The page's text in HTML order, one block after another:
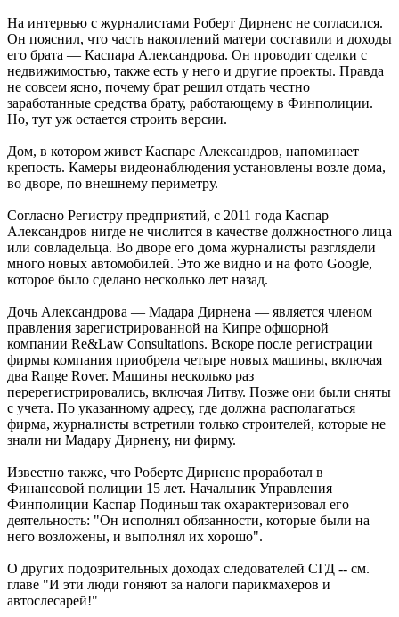
На интервью с журналистами Роберт Дирненс не согласился.
Он пояснил, что часть накоплений матери составили и доходы
его брата — Каспара Александрова. Он проводит сделки с
недвижимостью, также есть у него и другие проекты. Правда
не совсем ясно, почему брат решил отдать честно
заработанные средства брату, работающему в Финполиции.
Но, тут уж остается строить версии.
Дом, в котором живет Каспарс Александров, напоминает
крепость. Камеры видеонаблюдения установлены возле дома,
во дворе, по внешнему периметру.
Согласно Регистру предприятий, с 2011 года Каспар
Александров нигде не числится в качестве должностного лица
или совладельца. Во дворе его дома журналисты разглядели
много новых автомобилей. Это же видно и на фото Google,
которое было сделано несколько лет назад.
Дочь Александрова — Мадара Дирнена — является членом
правления зарегистрированной на Кипре офшорной
компании Re&Law Consultations. Вскоре после регистрации
фирмы компания приобрела четыре новых машины, включая
два Range Rover. Машины несколько раз
перерегистрировались, включая Литву. Позже они были сняты
с учета. По указанному адресу, где должна располагаться
фирма, журналисты встретили только строителей, которые не
знали ни Мадару Дирнену, ни фирму.
Известно также, что Робертс Дирненс проработал в
Финансовой полиции 15 лет. Начальник Управления
Финполиции Каспар Подиньш так охарактеризовал его
деятельность: "Он исполнял обязанности, которые были на
него возложены, и выполнял их хорошо".
О других подозрительных доходах следователей СГД -- см.
главе "И эти люди гоняют за налоги парикмахеров и
автослесарей!"